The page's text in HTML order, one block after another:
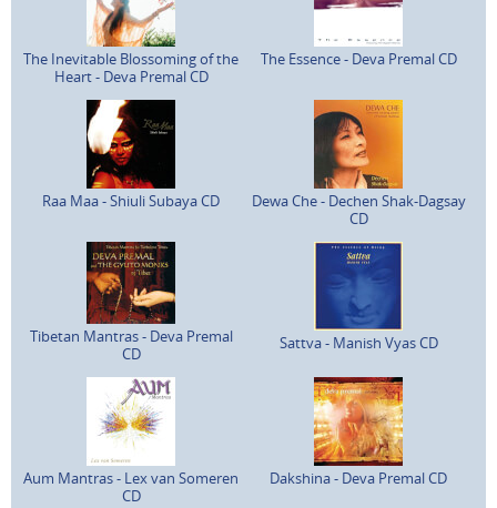
The Inevitable Blossoming of the
Heart - Deva Premal CD
The Essence - Deva Premal CD
Raa Maa - Shiuli Subaya CD
Dewa Che - Dechen Shak-Dagsay
CD
Tibetan Mantras - Deva Premal
CD
Sattva - Manish Vyas CD
Aum Mantras - Lex van Someren
CD
Dakshina - Deva Premal CD